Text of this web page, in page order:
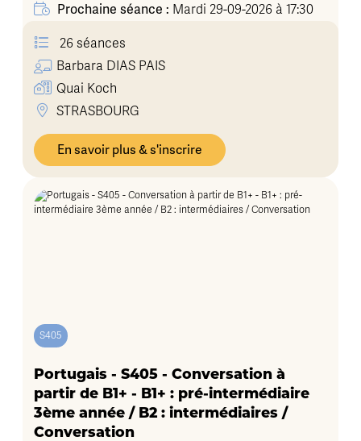
Prochaine séance : Mardi 29-09-2026 à 17:30
26 séances
Barbara DIAS PAIS
Quai Koch
STRASBOURG
En savoir plus & s'inscrire
S405
Portugais - S405 - Conversation à
partir de B1+ - B1+ : pré-intermédiaire
3ème année / B2 : intermédiaires /
Conversation